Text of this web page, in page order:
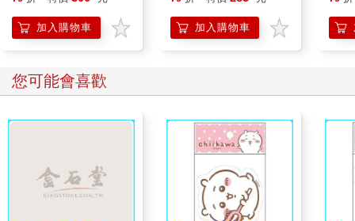
加入購物車 加入購物車
您可能會喜歡